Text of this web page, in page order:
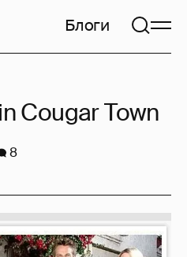
Блоги
Cougar Town
8